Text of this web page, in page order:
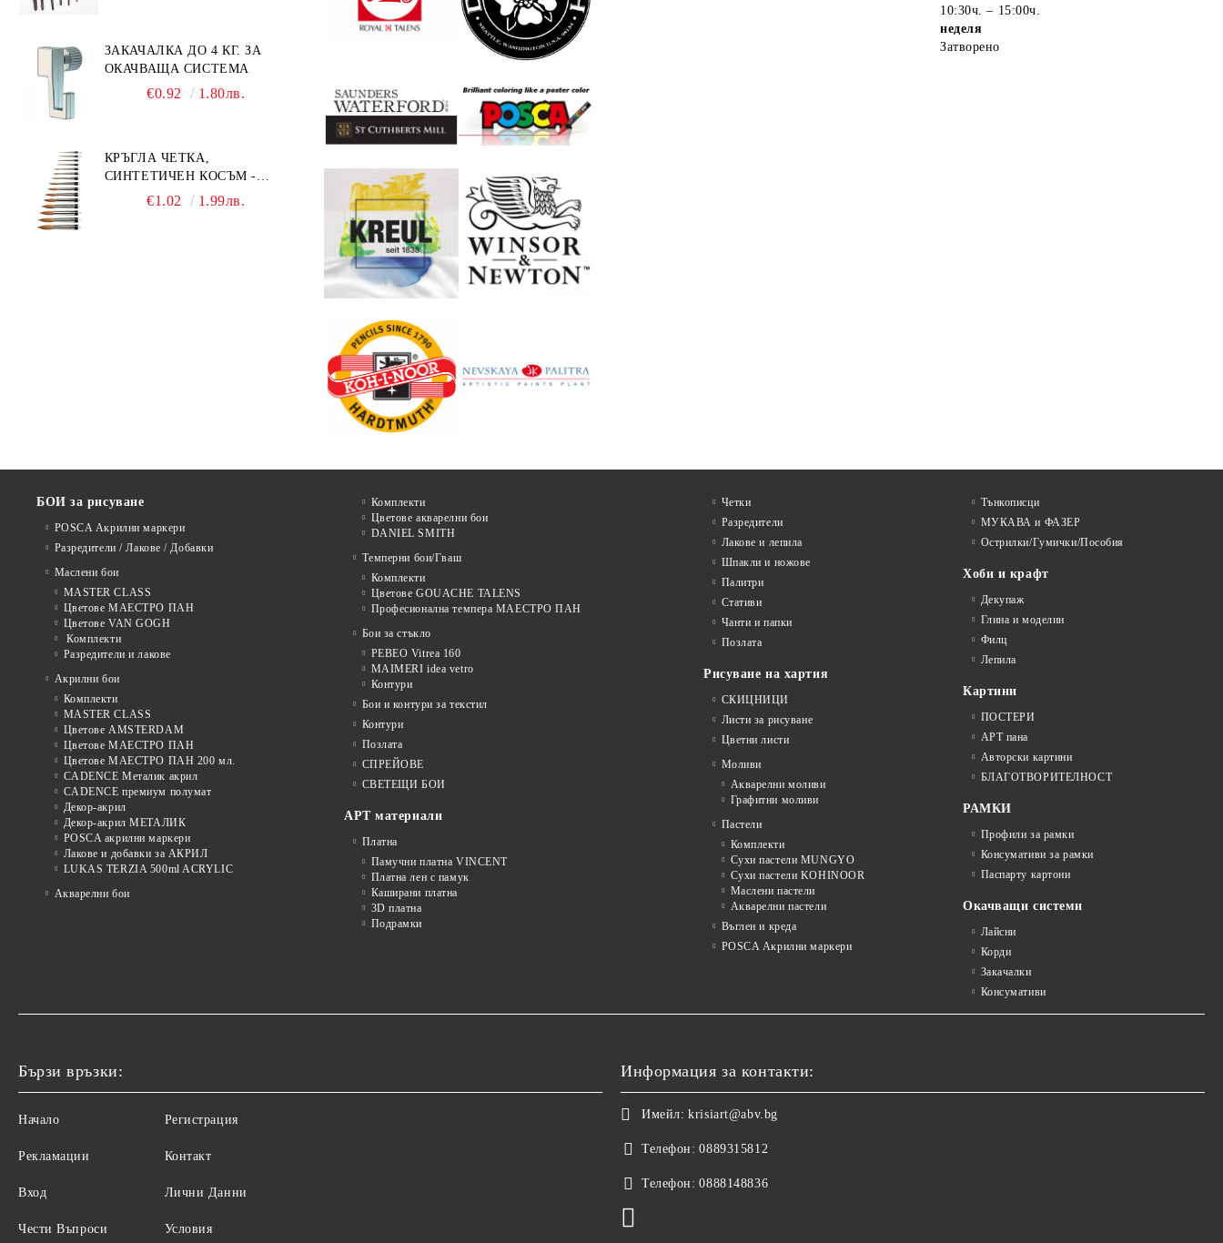
ЗАКАЧАЛКА ДО 4 КГ. ЗА
ОКАЧВАЩА СИСТЕМА
€0.92 1.80лв.
КРЪГЛА ЧЕТКА,
СИНТЕТИЧЕН КОСЪМ -
MILLENIUM 211 - №0
€1.02 1.99лв.
10:30ч. – 15:00ч.
неделя
Затворено
БОИ за рисуване
POSCA Акрилни маркери
Разредители / Лакове / Добавки
Маслени бои
MASTER CLASS
Цветове МАЕСТРО ПАН
Цветове VAN GOGH
Комплекти
Разредители и лакове
Акрилни бои
Комплекти
MASTER CLASS
Цветове AMSTERDAM
Цветове МАЕСТРО ПАН
Цветове МАЕСТРО ПАН 200 мл.
CADENCE Металик акрил
CADENCE премиум полумат
Декор-акрил
Декор-акрил МЕТАЛИК
POSCA акрилни маркери
Лакове и добавки за АКРИЛ
LUKAS TERZIA 500ml ACRYLIC
Акварелни бои
Комплекти
Цветове акварелни бои
DANIEL SMITH
Темперни бои/Гваш
Комплекти
Цветове GOUACHE TALENS
Професионална темпера МАЕСТРО ПАН
Бои за стъкло
PEBEO Vitrea 160
MAIMERI idea vetro
Контури
Бои и контури за текстил
Контури
Позлата
СПРЕЙОВЕ
СВЕТЕЩИ БОИ
АРТ материали
Платна
Памучни платна VINCENT
Платна лен с памук
Каширани платна
3D платна
Подрамки
Четки
Разредители
Лакове и лепила
Шпакли и ножове
Палитри
Стативи
Чанти и папки
Позлата
Рисуване на хартия
СКИЦНИЦИ
Листи за рисуване
Цветни листи
Моливи
Акварелни моливи
Графитни моливи
Пастели
Комплекти
Сухи пастели MUNGYO
Сухи пастели KOHINOOR
Маслени пастели
Акварелни пастели
Въглен и креда
POSCA Акрилни маркери
Тънкописци
МУКАВА и ФАЗЕР
Острилки/Гумички/Пособия
Хоби и крафт
Декупаж
Глина и моделин
Филц
Лепила
Картини
ПОСТЕРИ
АРТ пана
Авторски картини
БЛАГОТВОРИТЕЛНОСТ
РАМКИ
Профили за рамки
Консумативи за рамки
Паспарту картони
Окачващи системи
Лайсни
Корди
Закачалки
Консумативи
Бързи връзки:
Начало
Рекламации
Вход
Чести Въпроси
Регистрация
Контакт
Лични Данни
Условия
Информация за контакти:
Имейл: krisiart@abv.bg
Телефон: 0889315812
Телефон: 0888148836